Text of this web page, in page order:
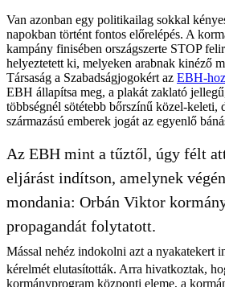
Van azonban egy politikailag sokkal
napokban történt fontos előrelépés. A
kampány finisében országszerte STOP
helyeztetett ki, melyeken arabnak kinéző
Társaság a Szabadságjogokért az EBH-
EBH állapítsa meg, a plakát zaklató
többségnél sötétebb bőrszínű közel-keleti,
származású emberek jogát az egyenlő
Az EBH mint a tűztől, úgy félt
eljárást indítson, amelynek
mondania: Orbán Viktor
propagandát folytatott.
Mással nehéz indokolni azt a nyakatekert
kérelmét elutasították. Arra hivatkoztak,
kormányprogram központi eleme, a